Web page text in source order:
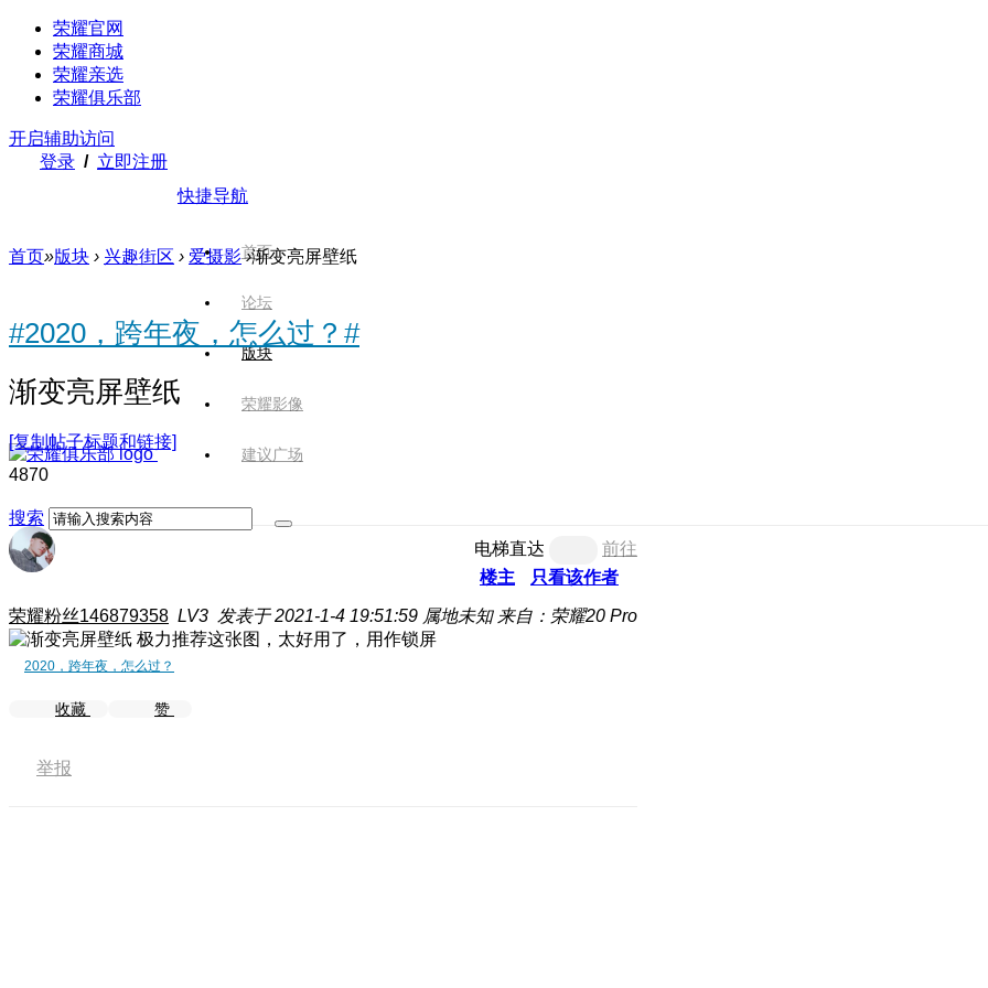
荣耀官网
荣耀商城
荣耀亲选
荣耀俱乐部
开启辅助访问
登录 / 立即注册
快捷导航
首页
论坛
版块
荣耀影像
建议广场
搜索
首页»版块 › 兴趣街区 › 爱摄影 ›渐变亮屏壁纸
#2020，跨年夜，怎么过？#
渐变亮屏壁纸
[复制帖子标题和链接]
4870
电梯直达
前往
楼主
只看该作者
荣耀粉丝146879358 LV3 发表于 2021-1-4 19:51:59 属地未知 来自：荣耀20 Pro
极力推荐这张图，太好用了，用作锁屏
2020，跨年夜，怎么过？
收藏 赞
举报